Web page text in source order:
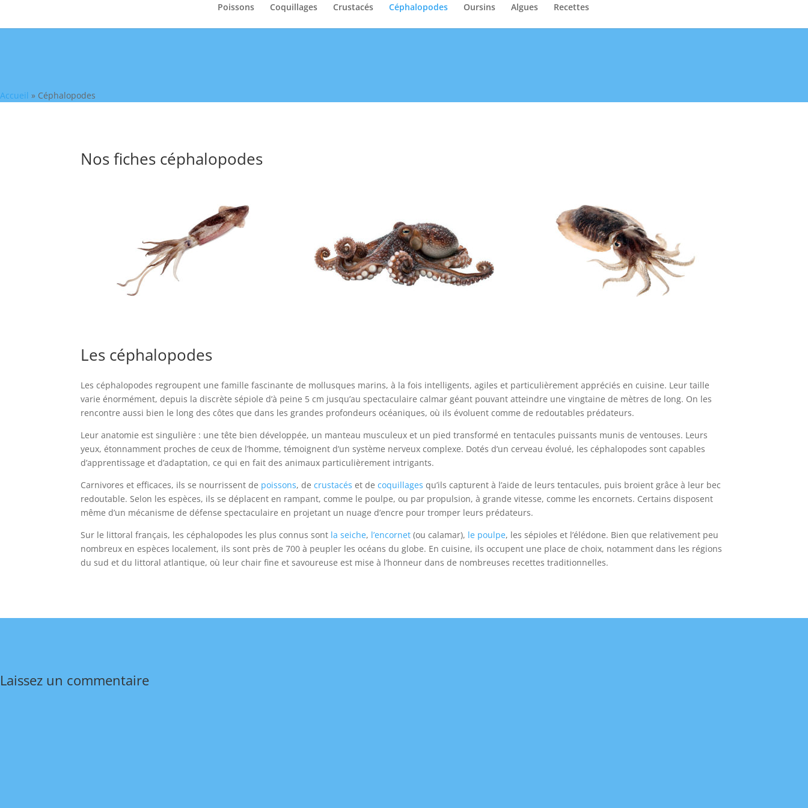
Poissons Coquillages Crustacés Céphalopodes Oursins Algues Recettes
Accueil » Céphalopodes
Nos fiches céphalopodes
Les céphalopodes
Les céphalopodes regroupent une famille fascinante de mollusques marins, à la fois intelligents, agiles et particulièrement appréciés en cuisine. Leur taille
varie énormément, depuis la discrète sépiole d’à peine 5 cm jusqu’au spectaculaire calmar géant pouvant atteindre une vingtaine de mètres de long. On les
rencontre aussi bien le long des côtes que dans les grandes profondeurs océaniques, où ils évoluent comme de redoutables prédateurs.
Leur anatomie est singulière : une tête bien développée, un manteau musculeux et un pied transformé en tentacules puissants munis de ventouses. Leurs
yeux, étonnamment proches de ceux de l’homme, témoignent d’un système nerveux complexe. Dotés d’un cerveau évolué, les céphalopodes sont capables
d’apprentissage et d’adaptation, ce qui en fait des animaux particulièrement intrigants.
Carnivores et efficaces, ils se nourrissent de poissons, decrustacés et decoquillages qu’ils capturent à l’aide de leurs tentacules, puis broient grâce à leur bec
redoutable. Selon les espèces, ils se déplacent en rampant, comme le poulpe, ou par propulsion, à grande vitesse, comme les encornets. Certains disposent
même d’un mécanisme de défense spectaculaire en projetant un nuage d’encre pour tromper leurs prédateurs.
Sur le littoral français, les céphalopodes les plus connus sont la seiche, l’encornet (ou calamar), le poulpe, les sépioles et l’élédone. Bien que relativement peu
nombreux en espèces localement, ils sont près de 700 à peupler les océans du globe. En cuisine, ils occupent une place de choix, notamment dans les régions
du sud et du littoral atlantique, où leur chair fine et savoureuse est mise à l’honneur dans de nombreuses recettes traditionnelles.
Laissez un commentaire